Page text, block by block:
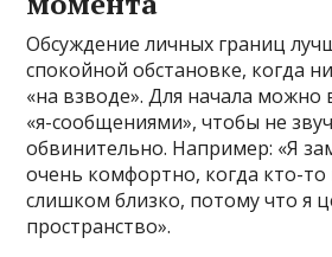
Обсуждение личных границ
спокойной обстановке, когда
«на взводе». Для начала можно
«я-сообщениями», чтобы не
обвинительно. Например: «Я
очень комфортно, когда кто-то
слишком близко, потому что я
пространство».